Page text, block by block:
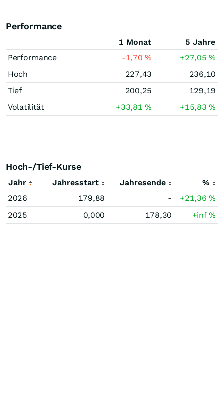
Performance
1 Monat
5 Jahre
Performance
-1,70% +27,05%
Hoch
227,43
236,10
Tief
200,25
129,19
Volatilität
+33,81% +15,83%
Hoch-/Tief-Kurse
Jahr Jahresstart Jahresende
%
2026
179,88 - +21,36%
2025
0,000 178,30 +inf%